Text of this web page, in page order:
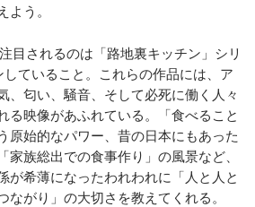
よう。
目されるのは「路地裏キッチン」シリ
ていること。これらの作品には、ア
、匂い、騒音、そして必死に働く人々
る映像があふれている。「食べること
原始的なパワー、昔の日本にもあった
家族総出での食事作り」の風景など、
が希薄になったわれわれに「人と人と
ながり」の大切さを教えてくれる。